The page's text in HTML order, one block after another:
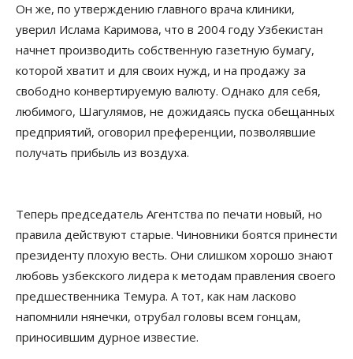
Он же, по утверждению главного врача клиники,
уверил Ислама Каримова, что в 2004 году Узбекистан
начнет производить собственную газетную бумагу,
которой хватит и для своих нужд, и на продажу за
свободно конвертируемую валюту. Однако для себя,
любимого, Шагулямов, не дожидаясь пуска обещанных
предприятий, оговорил преференции, позволявшие
получать прибыль из воздуха.
Теперь председатель Агентства по печати новый, но
правила действуют старые. Чиновники боятся принести
президенту плохую весть. Они слишком хорошо знают
любовь узбекского лидера к методам правления своего
предшественника Темура. А тот, как нам ласково
напомнили нянечки, отрубал головы всем гонцам,
приносившим дурное известие.